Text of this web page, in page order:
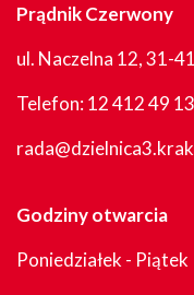
Prądnik Czerwony
ul. Naczelna 12, 31-
Telefon:12 412 49 13
Godziny otwarcia
Poniedziałek - Piątek